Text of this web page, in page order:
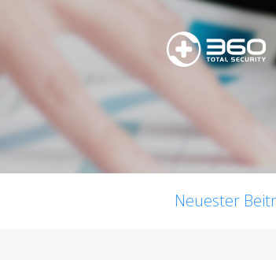
Neuester